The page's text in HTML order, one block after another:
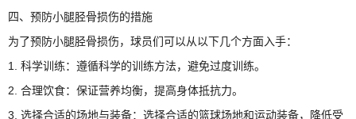
四、预防小腿胫骨损伤的措施
为了预防小腿胫骨损伤，球员们可以从以下几个方面入手：
1. 科学训练：遵循科学的训练方法，避免过度训练。
2. 合理饮食：保证营养均衡，提高身体抵抗力。
3. 选择合适的场地与装备：选择合适的篮球场地和运动装备，降低受